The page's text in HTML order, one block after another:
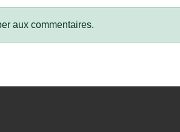
aux commentaires.